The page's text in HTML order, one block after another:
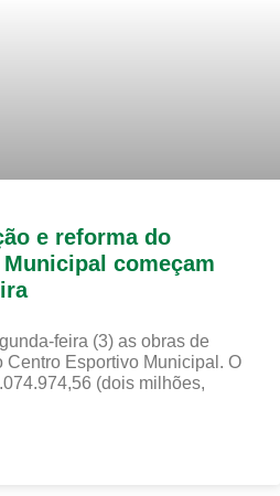
e reforma do
começam
feira (3) as obras de
Centro Esportivo Municipal. O
(dois milhões,